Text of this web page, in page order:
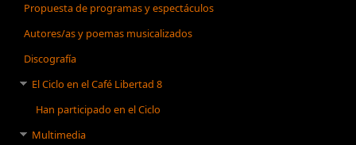
Propuesta de programas y espectáculos
Autores/as y poemas musicalizados
Discografía
El Ciclo en el Café Libertad 8
Han participado en el Ciclo
Multimedia